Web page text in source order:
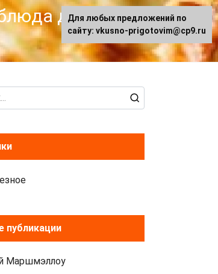
для
публикации
Маршмэллоу
Для любых предложений по
сайту: vkusno-prigotovim@cp9.ru